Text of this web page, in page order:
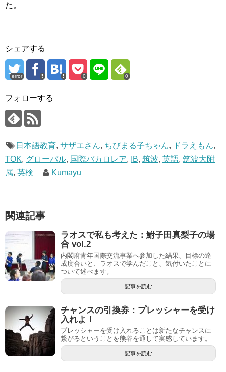
た。
シェアする
error 0 0
フォローする
日本語教育, サザエさん, ちびまる子ちゃん, ドラえもん,
TOK, グローバル, 国際バカロレア, IB, 筑波, 英語, 筑波大附
属, 英検 Kumayu
関連記事
ラオスで私も考えた：鮒子田真梨子の場
合 vol.2
内閣府青年国際交流事業へ参加した結果、目標の達
成度合いと、ラオスで学んだこと、気付いたことに
ついて述べます。
記事を読む
チャンスの引換券：プレッシャーを受け
入れよ！
プレッシャーを受け入れることは新たなチャンスに
繋がるということを熊谷を通して実感しています。
記事を読む